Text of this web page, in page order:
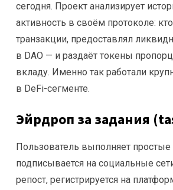
сегодня. Проект анализирует
активность в своём протоколе:
транзакции, предоставлял
в DAO — и раздаёт токены
вкладу. Именно так работали
в DeFi-сегменте.
Эйрдроп за задания
Пользователь выполняет простые
подписывается на социальные
репост, регистрируется на